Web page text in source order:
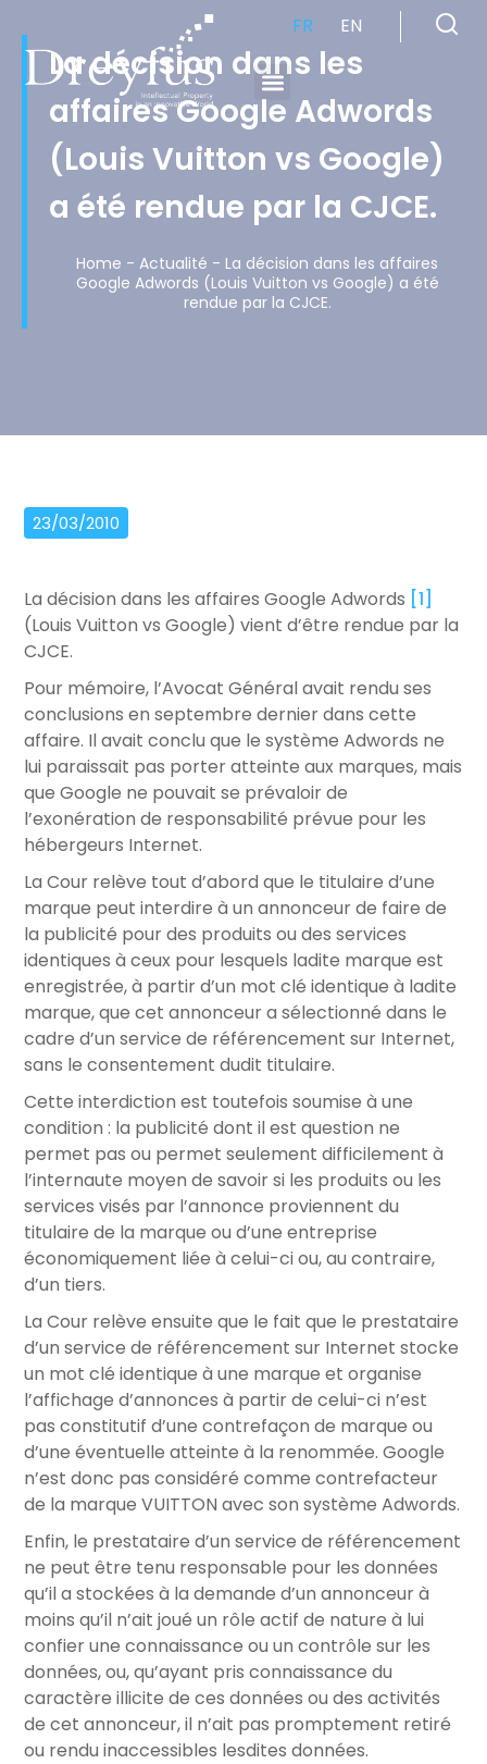
FR EN
La décision dans les
affaires Google Adwords
(Louis Vuitton vs Google)
a été rendue par la CJCE.
Home - Actualité - La décision dans les affaires
Google Adwords (Louis Vuitton vs Google) a été
rendue par la CJCE.
23/03/2010
La décision dans les affaires Google Adwords [1]
(Louis Vuitton vs Google) vient d’être rendue par la
CJCE.
Pour mémoire, l’Avocat Général avait rendu ses
conclusions en septembre dernier dans cette
affaire. Il avait conclu que le système Adwords ne
lui paraissait pas porter atteinte aux marques, mais
que Google ne pouvait se prévaloir de
l’exonération de responsabilité prévue pour les
hébergeurs Internet.
La Cour relève tout d’abord que le titulaire d’une
marque peut interdire à un annonceur de faire de
la publicité pour des produits ou des services
identiques à ceux pour lesquels ladite marque est
enregistrée, à partir d’un mot clé identique à ladite
marque, que cet annonceur a sélectionné dans le
cadre d’un service de référencement sur Internet,
sans le consentement dudit titulaire.
Cette interdiction est toutefois soumise à une
condition : la publicité dont il est question ne
permet pas ou permet seulement difficilement à
l’internaute moyen de savoir si les produits ou les
services visés par l’annonce proviennent du
titulaire de la marque ou d’une entreprise
économiquement liée à celui-ci ou, au contraire,
d’un tiers.
La Cour relève ensuite que le fait que le prestataire
d’un service de référencement sur Internet stocke
un mot clé identique à une marque et organise
l’affichage d’annonces à partir de celui-ci n’est
pas constitutif d’une contrefaçon de marque ou
d’une éventuelle atteinte à la renommée. Google
n’est donc pas considéré comme contrefacteur
de la marque VUITTON avec son système Adwords.
Enfin, le prestataire d’un service de référencement
ne peut être tenu responsable pour les données
qu’il a stockées à la demande d’un annonceur à
moins qu’il n’ait joué un rôle actif de nature à lui
confier une connaissance ou un contrôle sur les
données, ou, qu’ayant pris connaissance du
caractère illicite de ces données ou des activités
de cet annonceur, il n’ait pas promptement retiré
ou rendu inaccessibles lesdites données.